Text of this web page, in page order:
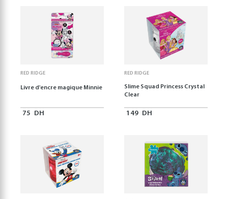
RED RIDGE
Livre d'encre magique Minnie
75 DH
RED RIDGE
Slime Squad Princess Crystal
Clear
149 DH